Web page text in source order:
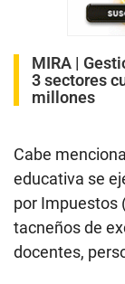
MIRA |
3 sectores
millones
Cabe
educativa se
por Impuestos
tacneños de
docentes,